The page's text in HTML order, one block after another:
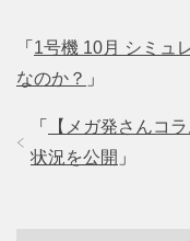
「 1号機 10月 シミュ
なのか？ 」
「
【メガ発さんコ
状況を公開 」